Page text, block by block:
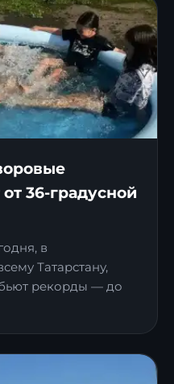
36-градусной
в
Татарстану,
рекорды — до